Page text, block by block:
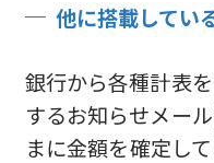
他に搭載してい
銀行から各種計表
するお知らせメー
まに金額を確定し